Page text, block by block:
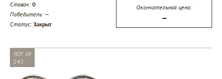
Ставок:0
Победитель: —
Статус:Закрыт
Окончательная цена:
—
ЛОТ №
243